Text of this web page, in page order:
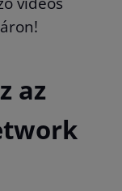
áron!
az